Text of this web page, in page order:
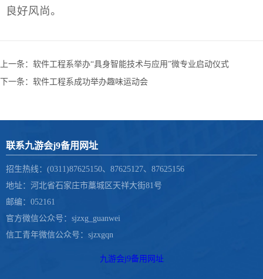
良好风尚。
上一条： 软件工程系举办“具身智能技术与应用”微专业启动仪式 ​
下一条： 软件工程系成功举办趣味运动会
联系九游会j9备用网址
招生热线：(0311)87625150、87625127、87625156
地址：河北省石家庄市藁城区天祥大街81号
邮编：052161
官方微信公众号：sjzxg_guanwei
信工青年微信公众号：sjzxgqn
九游会j9备用网址